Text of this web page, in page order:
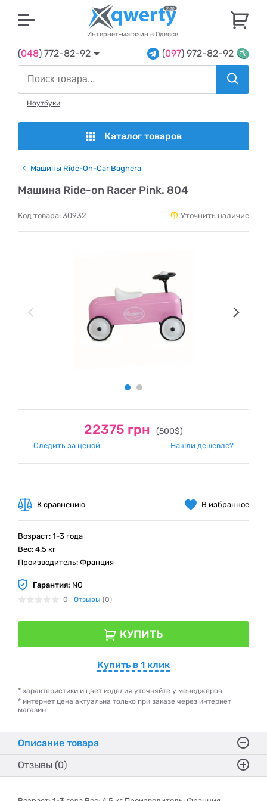
Интернет-магазин в Одессе
(048) 772-82-92 (097) 972-82-92
Ноутбуки
Каталог товаров
Машины Ride-On-Car Baghera
Машина Ride-on Racer Pink. 804
Код товара: 30932 Уточнить наличие
22375 грн (500$)
Следить за ценой Нашли дешевле?
В избранное
К сравнению
Возраст: 1-3 года
Вес: 4.5 кг
Производитель: Франция
Гарантия: NO
0 Отзывы (0)
КУПИТЬ
Купить в 1 клик
* характеристики и цвет изделия уточняйте у менеджеров
* интернет цена актуальна только при заказе через интернет
магазин
Описание товара
Отзывы (0)